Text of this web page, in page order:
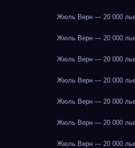
Жюль Верн — 20 000
Жюль Верн — 20 000
Жюль Верн — 20 000
Жюль Верн — 20 000
Жюль Верн — 20 000
Жюль Верн — 20 000
Жюль Верн — 20 000